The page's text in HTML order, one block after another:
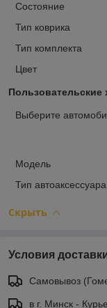
Состояние
Тип коврика
Тип комплекта
Цвет
Пользовательские
Выберите
Модель
Тип автоаксессуара
Скрыть
Условия
Самовывоз
в г. Минск -